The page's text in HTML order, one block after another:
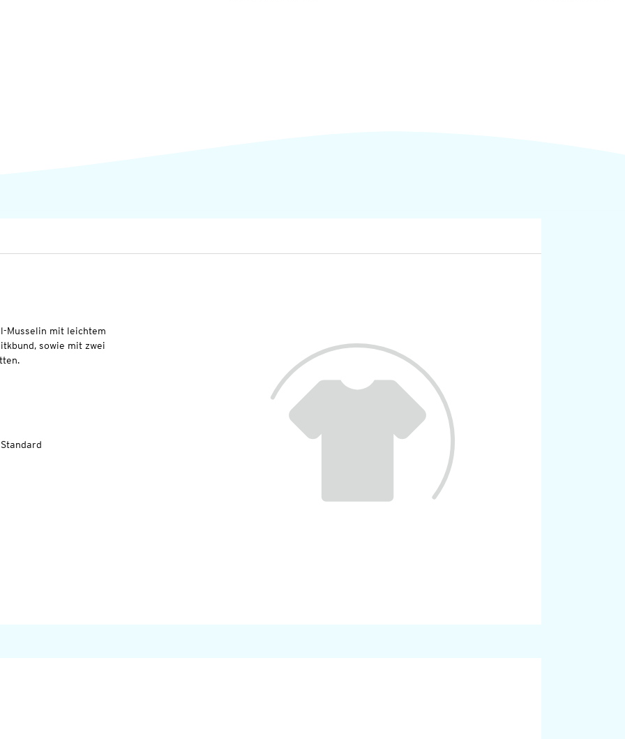
Musselin mit leichtem
sowie mit zwei